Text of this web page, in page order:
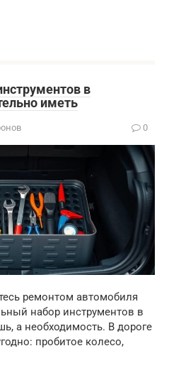
в
иметь
0
ремонтом автомобиля
набор инструментов в
а необходимость. В дороге
пробитое колесо,